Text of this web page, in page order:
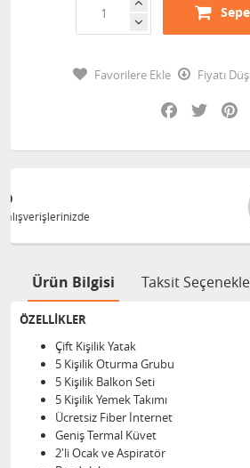
Favorilere Ekle
Fiyatı
Facebook
Twitter
GÜVENLI
Bilgileriniz 128 Bit
Ürün Bilgisi Taksit
ÖZELLİKLER
Çift Kişilik Yatak
5 Kişilik Oturma Grubu
5 Kişilik Balkon Seti
5 Kişilik Yemek Takımı
Ücretsiz Fiber İnternet
Geniş Termal Küvet
2'li Ocak ve Aspiratör